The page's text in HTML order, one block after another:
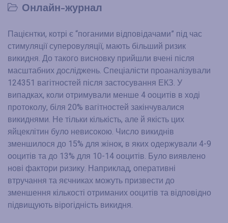
Онлайн-журнал
Пацієнтки, котрі є “поганими відповідачами” під час
стимуляції суперовуляції, мають більший ризик
викидня. До такого висновку прийшли вчені після
масштабних досліджень. Спеціалісти проаналізували
124351 вагітностей після застосування ЕКЗ. У
випадках, коли отримували менше 4 ооцитів в ході
протоколу, біля 20% вагітностей закінчувалися
викиднями. Не тільки кількість, але й якість цих
яйцеклітин було невисокою. Число викиднів
зменшилося до 15% для жінок, в яких одержували 4-9
ооцитів та до 13% для 10-14 ооцитів. Було виявлено
нові фактори ризику. Наприклад, оперативні
втручання та яєчниках можуть призвести до
зменшення кількості отриманих ооцитів та відповідно
підвищують вірогідність викидня.